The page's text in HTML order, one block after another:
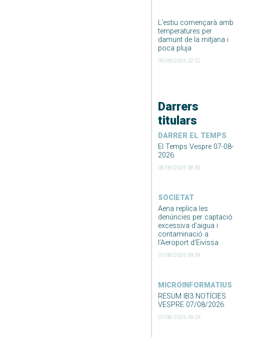
L’estiu començarà amb
temperatures per
damunt de la mitjana i
poca pluja
09/06/2026 02:52
Darrers
titulars
DARRER EL TEMPS
El Temps Vespre 07-08-
2026
08/08/2026 08:59
SOCIETAT
Aena replica les
denúncies per captació
excessiva d’aigua i
contaminació a
l’Aeroport d’Eivissa
07/08/2026 09:59
MICROINFORMATIUS
RESUM IB3 NOTÍCIES
VESPRE 07/08/2026
07/08/2026 09:34